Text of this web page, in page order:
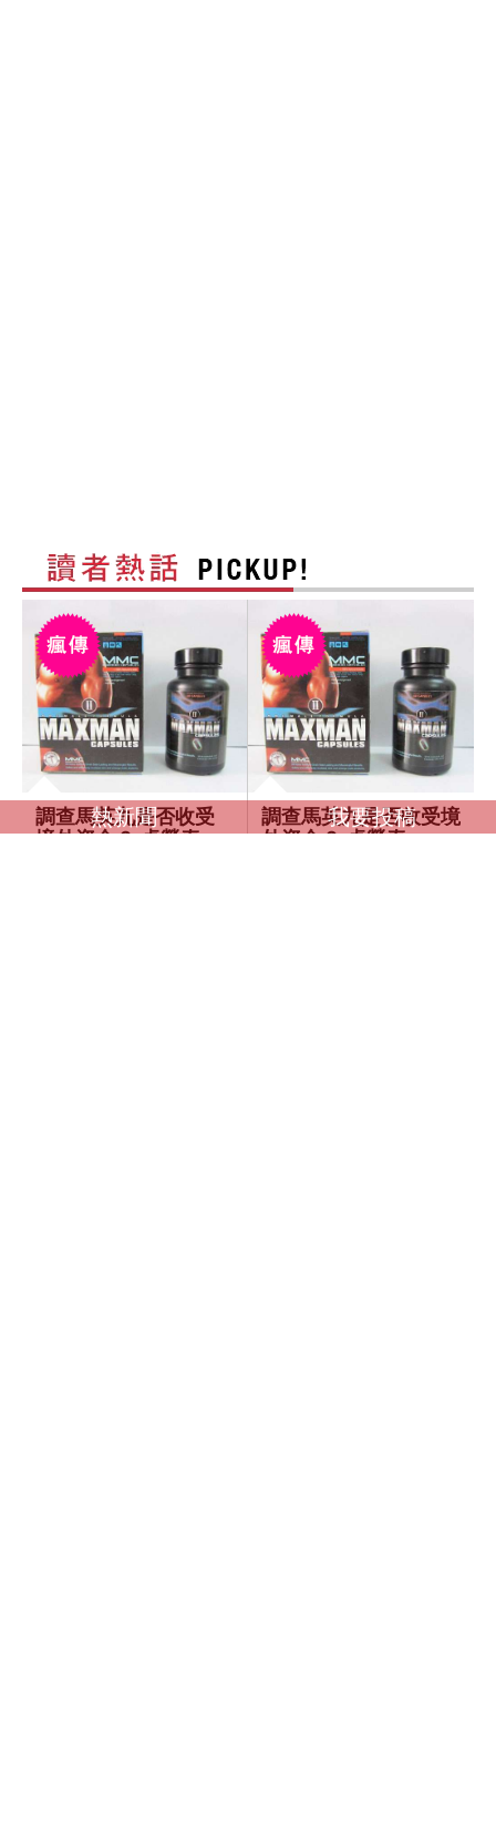
調查馬英九是否收受
境外資金？ 卓榮泰：
調查馬英九是否收受境
外資金？ 卓榮泰：一
熱新聞 我要投稿